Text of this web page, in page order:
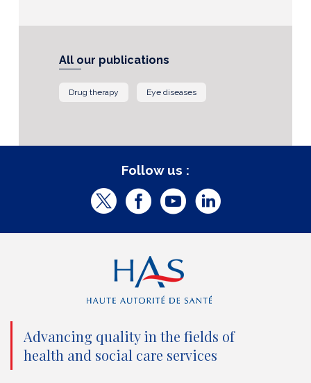
All our publications
Drug therapy Eye diseases
Follow us :
T
t
t
e
r
F
c
e
b
o
o
Y
u
b
e
L
d
Advancing quality in the fields of
health and social care services